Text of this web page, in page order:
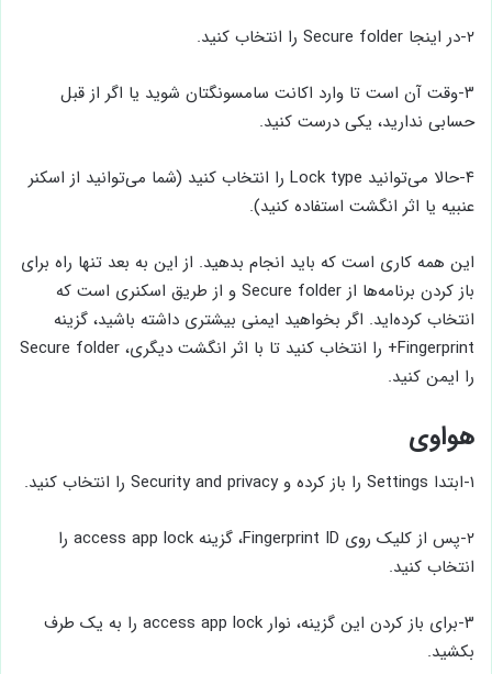
۲-در اینجا Secure folder را انتخاب کنید.
۳-وقت آن است تا وارد اکانت سامسونگتان شوید یا اگر از قبل
حسابی ندارید، یکی درست کنید.
۴-حالا می‌توانید Lock type را انتخاب کنید (شما می‌توانید از اسکنر
عنبیه یا اثر انگشت استفاده کنید).
این همه کاری است که باید انجام بدهید. از این به بعد تنها راه برای
باز کردن برنامه‌ها از Secure folder و از طریق اسکنری است که
انتخاب کرده‌اید. اگر بخواهید ایمنی بیشتری داشته باشید، گزینه
را ایمن کنید.
هواوی
۱-ابتدا Settings را باز کرده و Security and privacy را انتخاب کنید.
۲-پس از کلیک روی Fingerprint ID، گزینه access app lock را
انتخاب کنید.
۳-برای باز کردن این گزینه، نوار access app lock را به یک طرف
بکشید.